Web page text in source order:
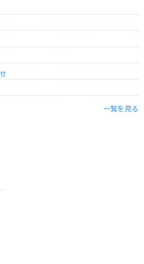
一覧を見る